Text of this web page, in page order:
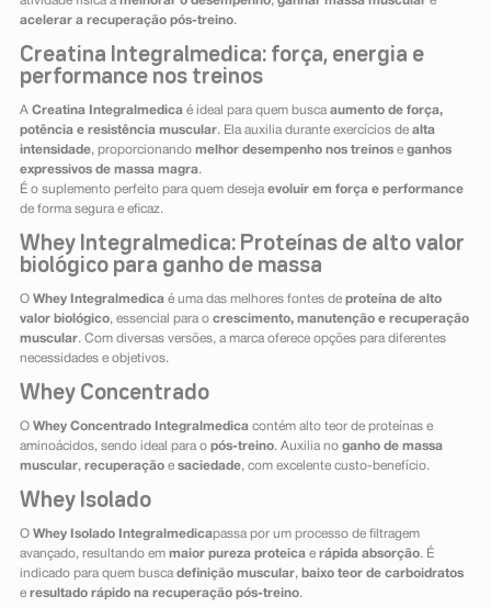
acelerar a recuperação pós-treino.
Creatina Integralmedica: força, energia e
performance nos treinos
A Creatina Integralmedicaé ideal para quem busca aumento de força,
potência e resistência muscular. Ela auxilia durante exercícios de alta
intensidade, proporcionando melhor desempenho nos treinose ganhos
expressivos de massa magra.
É o suplemento perfeito para quem deseja evoluir em força e performance
de forma segura e eficaz.
Whey Integralmedica: Proteínas de alto valor
biológico para ganho de massa
O Whey Integralmedicaé uma das melhores fontes de proteína de alto
valor biológico, essencial para o crescimento, manutenção e recuperação
muscular. Com diversas versões, a marca oferece opções para diferentes
necessidades e objetivos.
Whey Concentrado
O Whey Concentrado Integralmedicacontém alto teor de proteínas e
aminoácidos, sendo ideal para o pós-treino. Auxilia no ganho de massa
muscular, recuperaçãoe saciedade, com excelente custo-benefício.
Whey Isolado
O Whey Isolado Integralmedicapassa por um processo de filtragem
avançado, resultando em maior pureza proteicae rápida absorção. É
indicado para quem busca definição muscular, baixo teor de carboidratos
e resultado rápido na recuperação pós-treino.